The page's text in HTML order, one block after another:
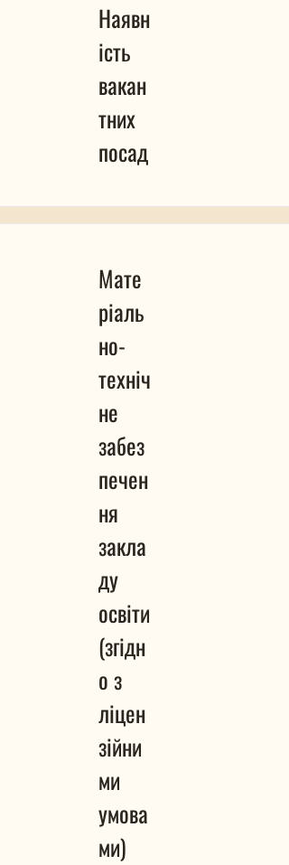
Наявн
ість
вакан
тних
посад
Мате
ріаль
но-
техніч
не
забез
печен
ня
закла
ду
освіти
(згідн
о з
ліцен
зійни
ми
умова
ми)